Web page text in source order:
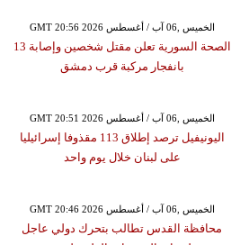
GMT 20:56 2026 الخميس ,06 آب / أغسطس
الصحة السورية تعلن مقتل شخصين وإصابة 13
بانفجار مركبة قرب دمشق
GMT 20:51 2026 الخميس ,06 آب / أغسطس
اليونيفيل ترصد إطلاق 113 مقذوفا إسرائيليا
على لبنان خلال يوم واحد
GMT 20:46 2026 الخميس ,06 آب / أغسطس
محافظة القدس تطالب بتحرك دولي عاجل